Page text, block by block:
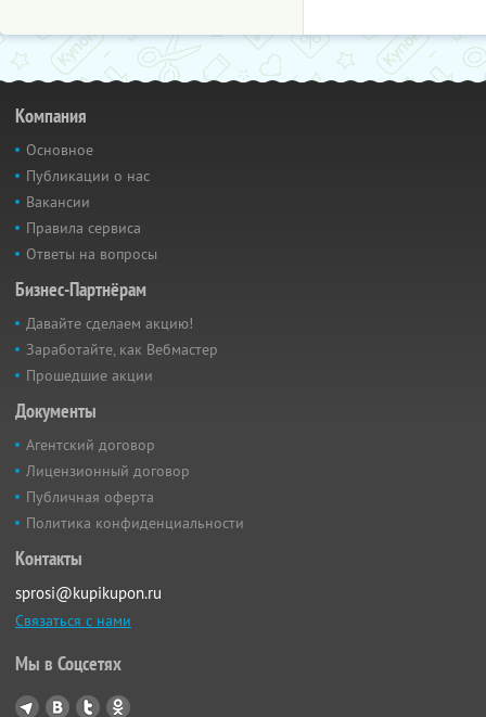
Компания
Основное
Публикации о нас
Вакансии
Правила сервиса
Ответы на вопросы
Бизнес-Партнёрам
Давайте сделаем акцию!
Заработайте, как Вебмастер
Прошедшие акции
Документы
Агентский договор
Лицензионный договор
Публичная оферта
Политика конфиденциальности
Контакты
sprosi@kupikupon.ru
Связаться с нами
Мы в Соцсетях